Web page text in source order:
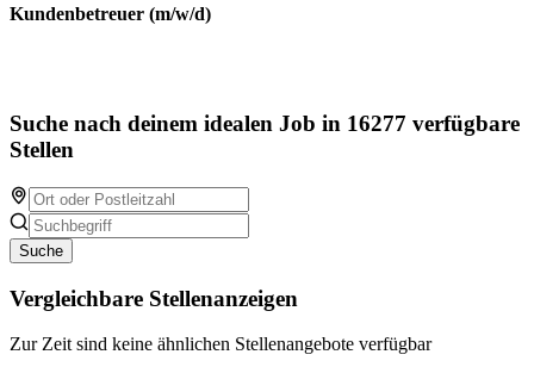
Kundenbetreuer (m/w/d)
Suche nach deinem idealen Job in 16277 verfügbare
Stellen
Suche
Vergleichbare Stellenanzeigen
Zur Zeit sind keine ähnlichen Stellenangebote verfügbar